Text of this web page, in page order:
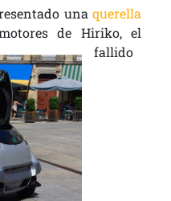
una querella
de Hiriko, el
fallido